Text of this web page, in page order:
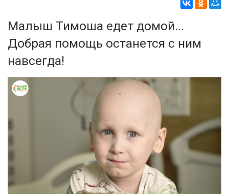
Малыш Тимоша едет домой...
Добрая помощь останется с ним
навсегда!